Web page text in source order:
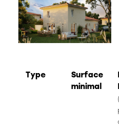
Type
Surface
minimal